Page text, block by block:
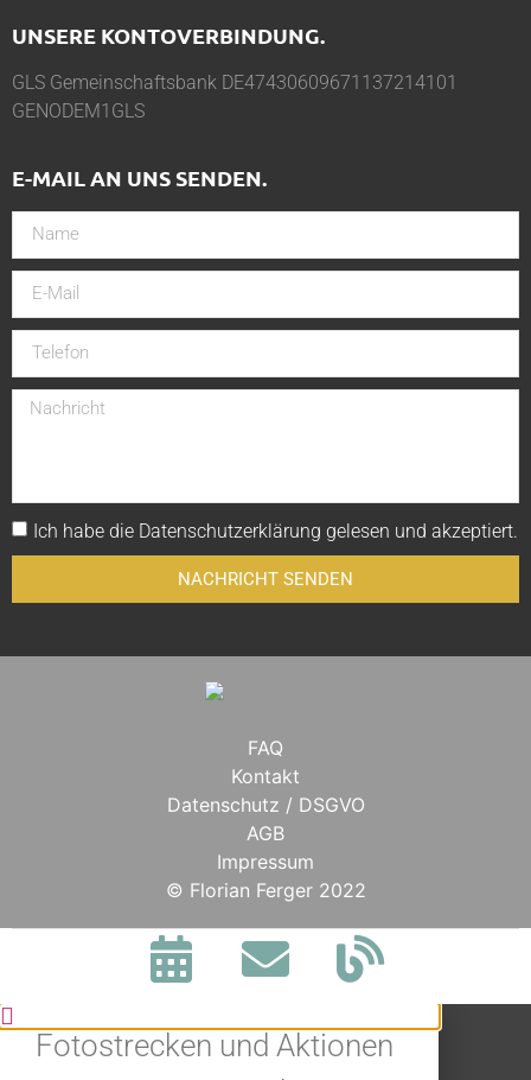
UNSERE KONTOVERBINDUNG.
GLS Gemeinschaftsbank DE47430609671137214101
GENODEM1GLS
E-MAIL AN UNS SENDEN.
Ich habe die Datenschutzerklärung gelesen und akzeptiert.
NACHRICHT SENDEN
FAQ
Kontakt
Datenschutz / DSGVO
AGB
Impressum
© Florian Ferger 2022
BLEIBE IN
VERBINDUNG.
Fotostrecken und Aktionen